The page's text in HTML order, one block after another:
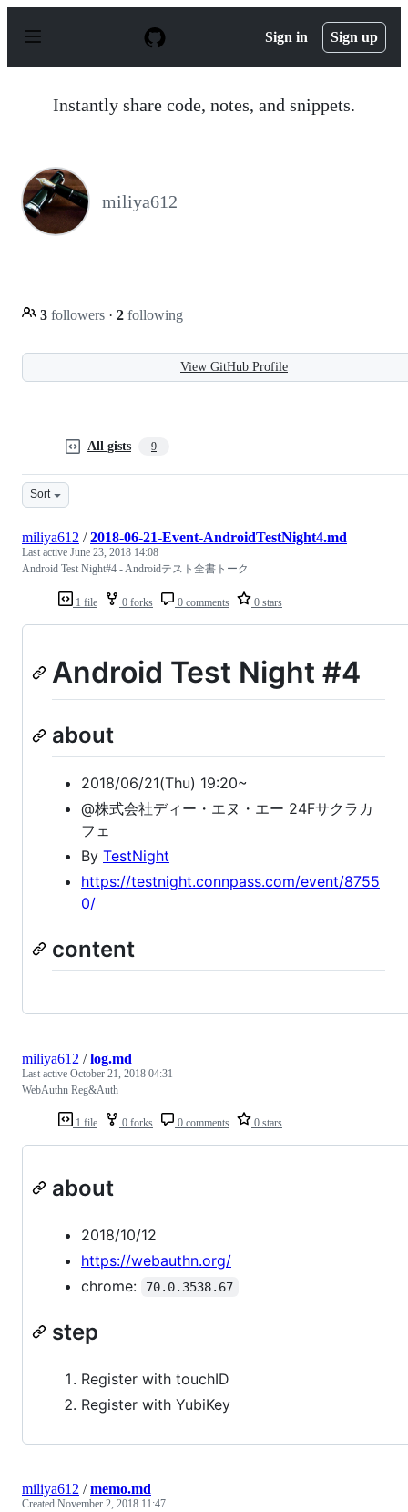
p
Sign in Sign up
Instantly share code, notes, and snippets.
miliya612
3 followers · 2 following
View GitHub Profile
All gists 9
Sort
1 file 0 forks 0 comments 0 stars
miliya612 /2018-06-21-Event-AndroidTestNight4.md
Last active June 23, 2018 14:08
Android Test Night#4 - Androidテスト全書トーク
Android Test Night #4
about
2018/06/21(Thu) 19:20~
@株式会社ディー・エヌ・エー 24Fサクラカ
フェ
By TestNight
https://testnight.connpass.com/event/8755
0/
content
1 file 0 forks 0 comments 0 stars
miliya612 /log.md
Last active October 21, 2018 04:31
WebAuthn Reg&Auth
about
2018/10/12
https://webauthn.org/
chrome:
70.0.3538.67
step
Register with touchID
Register with YubiKey
miliya612 /memo.md
Created November 2, 2018 11:47